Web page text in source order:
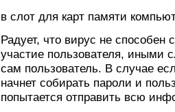
в слот для карт памяти
Радует, что вирус не способен
участие пользователя, иными
сам пользователь. В случае
начнет собирать пароли и
попытается отправить всю